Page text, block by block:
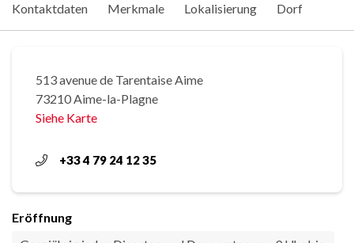
Kontaktdaten Merkmale Lokalisierung Dorf
513 avenue de Tarentaise Aime
73210 Aime-la-Plagne
Siehe Karte
+33 4 79 24 12 35
Eröffnung